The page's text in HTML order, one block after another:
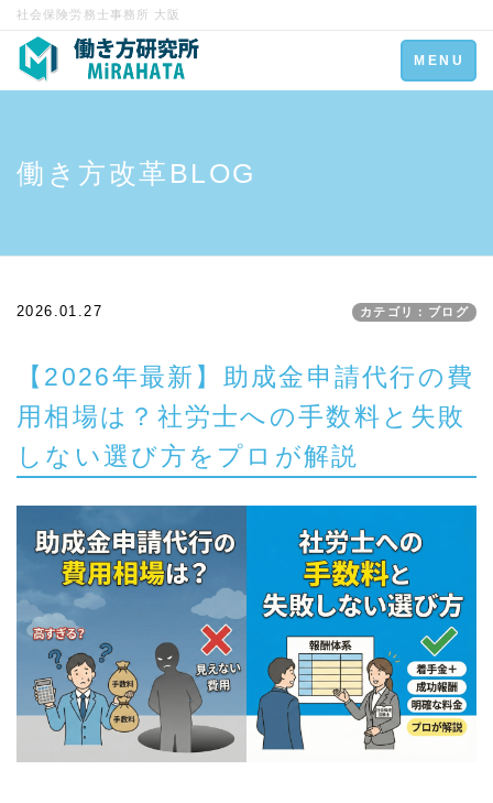
社会保険労務士事務所 大阪
Toggle
navigation
MENU
働き方改革BLOG
2026.01.27 カテゴリ：ブログ
【2026年最新】助成金申請代行の費
用相場は？社労士への手数料と失敗
しない選び方をプロが解説